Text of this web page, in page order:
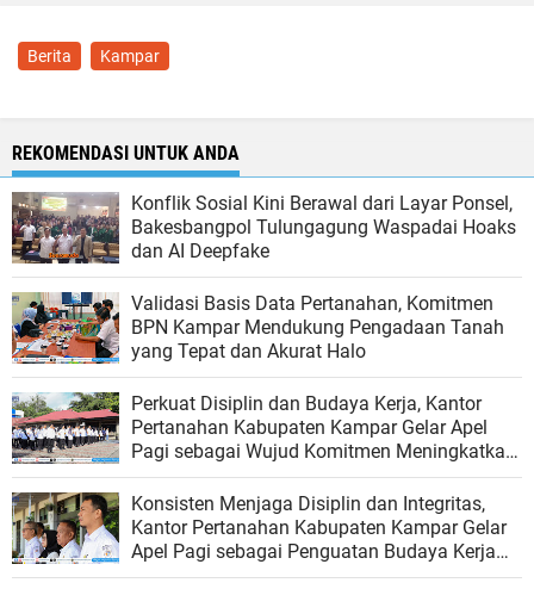
Berita Kampar
REKOMENDASI UNTUK ANDA
Konflik Sosial Kini Berawal dari Layar Ponsel,
Bakesbangpol Tulungagung Waspadai Hoaks
dan AI Deepfake
Validasi Basis Data Pertanahan, Komitmen
BPN Kampar Mendukung Pengadaan Tanah
yang Tepat dan Akurat Halo
Perkuat Disiplin dan Budaya Kerja, Kantor
Pertanahan Kabupaten Kampar Gelar Apel
Pagi sebagai Wujud Komitmen Meningkatkan
Kualitas Pelayanan
Konsisten Menjaga Disiplin dan Integritas,
Kantor Pertanahan Kabupaten Kampar Gelar
Apel Pagi sebagai Penguatan Budaya Kerja
Organisasi